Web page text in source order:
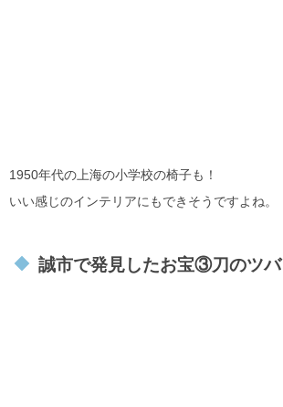
1950年代の上海の小学校の椅子も！
いい感じのインテリアにもできそうですよね。
誠市で発見したお宝③刀のツバ